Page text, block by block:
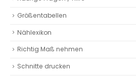
Größentabellen
Nählexikon
Richtig Maß nehmen
Schnitte drucken